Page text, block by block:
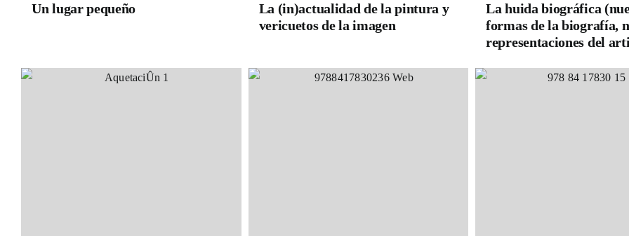
Un lugar pequeño
La (in)actualidad de la pintura y
vericuetos de la imagen
La huida biográfica
formas de la biografía,
representaciones del